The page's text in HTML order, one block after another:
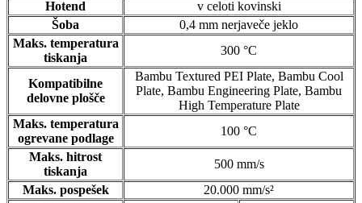
Hotend
v celoti kovinski
Šoba
0,4 mm nerjaveče jeklo
Maks. temperatura
tiskanja
300 °C
Kompatibilne
delovne plošče
Bambu Textured PEI Plate, Bambu Cool
Plate, Bambu Engineering Plate, Bambu
High Temperature Plate
Maks. temperatura
ogrevane podlage
100 °C
Maks. hitrost
tiskanja
500 mm/s
Maks. pospešek
20.000 mm/s²